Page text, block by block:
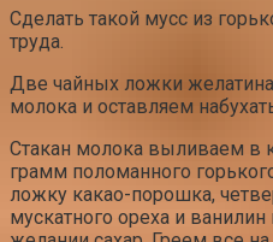
Сделать такой мусс из
труда.
Две чайных ложки
молока и оставляем
Стакан молока выливаем в
грамм поломанного
ложку какао-порошка,
мускатного ореха и